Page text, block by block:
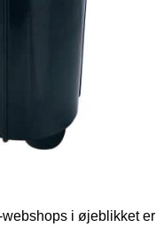
i øjeblikket er